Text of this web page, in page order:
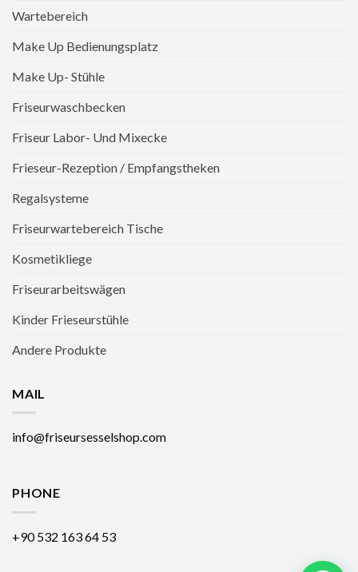
Wartebereich
Make Up Bedienungsplatz
Make Up- Stühle
Friseurwaschbecken
Friseur Labor- Und Mixecke
Frieseur-Rezeption / Empfangstheken
Regalsysteme
Friseurwartebereich Tische
Kosmetikliege
Friseurarbeitswägen
Kinder Frieseurstühle
Andere Produkte
MAIL
info@friseursesselshop.com
PHONE
+90 532 163 64 53